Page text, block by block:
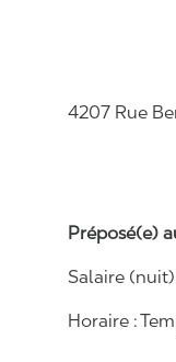
4207 Rue
Préposé(e)
Salaire (nuit)
Horaire :